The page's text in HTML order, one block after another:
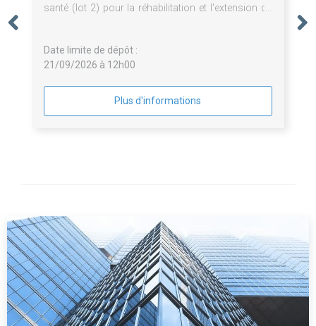
santé (lot 2) pour la réhabilitation et l'extension du
Date limite de dépôt :
21/09/2026 à 12h00
Plus d'informations